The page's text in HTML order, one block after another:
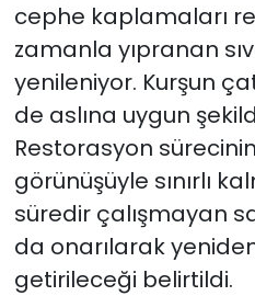
cephe kaplamaları
zamanla yıpranan
yenileniyor. Kurşun
de aslına uygun
Restorasyon
görünüşüyle sınırlı
süredir çalışmayan
da onarılarak
getirileceği belirtildi.